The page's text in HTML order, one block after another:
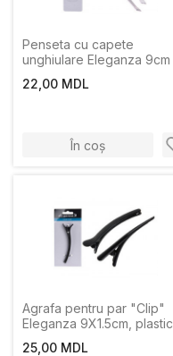
Penseta cu capete
unghiulare Eleganza 9cm
22,00 MDL
În coș
Agrafa pentru par "Clip"
Eleganza 9X1.5cm, plastic
25,00 MDL